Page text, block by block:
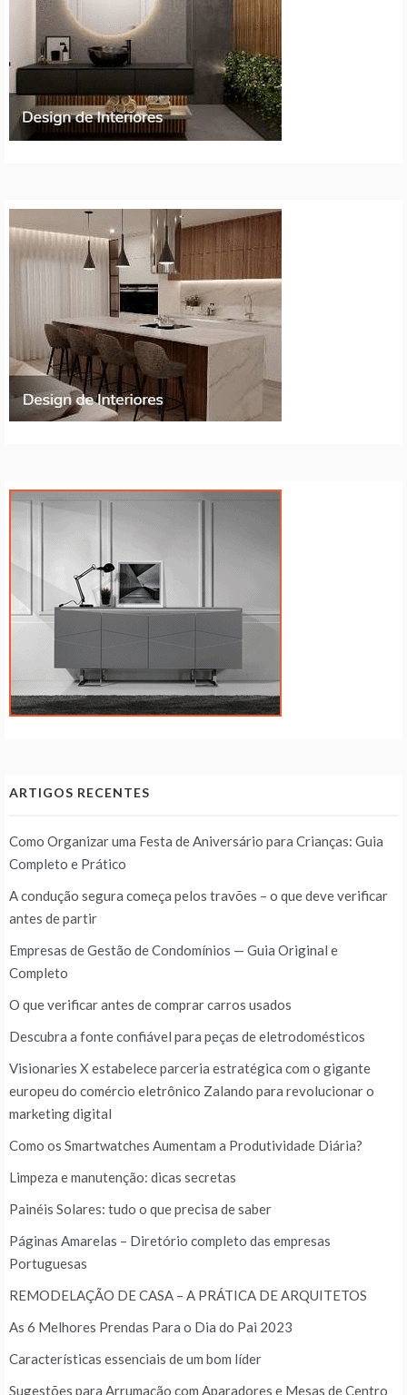
ARTIGOS RECENTES
Como Organizar uma Festa de Aniversário para Crianças: Guia
Completo e Prático
A condução segura começa pelos travões – o que deve verificar
antes de partir
Empresas de Gestão de Condomínios — Guia Original e
Completo
O que verificar antes de comprar carros usados
Descubra a fonte confiável para peças de eletrodomésticos
Visionaries X estabelece parceria estratégica com o gigante
europeu do comércio eletrônico Zalando para revolucionar o
marketing digital
Como os Smartwatches Aumentam a Produtividade Diária?
Limpeza e manutenção: dicas secretas
Painéis Solares: tudo o que precisa de saber
Páginas Amarelas – Diretório completo das empresas
Portuguesas
REMODELAÇÃO DE CASA – A PRÁTICA DE ARQUITETOS
As 6 Melhores Prendas Para o Dia do Pai 2023
Características essenciais de um bom líder
Sugestões para Arrumação com Aparadores e Mesas de Centro